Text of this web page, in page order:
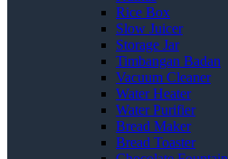
Rice Box
Slow Juicer
Storage Jar
Timbangan Badan
Vacuum Cleaner
Water Heater
Water Purifier
Bread Maker
Bread Toaster